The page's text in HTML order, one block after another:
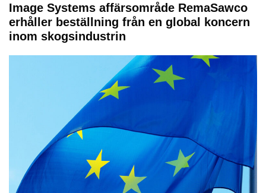
Image Systems affärsområde RemaSawco
erhåller beställning från en global koncern
inom skogsindustrin